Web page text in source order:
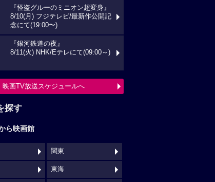
『怪盗グルーのミニオン超変身』
8/10(月) フジテレビ/最新作公開記
念にて(19:00〜)
『銀河鉄道の夜』
8/11(火) NHK/Eテレにて(09:00～)
映画TV放送スケジュールへ
探す
ら映画館
関東
東海